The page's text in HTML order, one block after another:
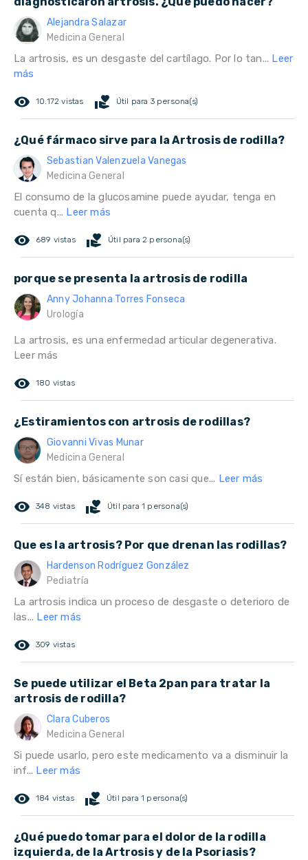
Alejandra Salazar
Medicina General
La artrosis, es un desgaste del cartílago. Por lo tan... Leer
más
remove_red_eye 10.172 vistas volunteer_activism Útil para 3 persona(s)
¿Qué fármaco sirve para la Artrosis de rodilla?
Sebastian Valenzuela Vanegas
Medicina General
El consumo de la glucosamine puede ayudar, tenga en
cuenta q... Leer más
remove_red_eye 689 vistas volunteer_activism Útil para 2 persona(s)
porque se presenta la artrosis de rodilla
Anny Johanna Torres Fonseca
Urología
La artrosis, es una enfermedad articular degenerativa.
Leer más
remove_red_eye 180 vistas
¿Estiramientos con artrosis de rodillas?
Giovanni Vivas Munar
Medicina General
Sí están bien, básicamente son casi que... Leer más
remove_red_eye 348 vistas volunteer_activism Útil para 1 persona(s)
Que es la artrosis? Por que drenan las rodillas?
Hardenson Rodríguez González
Pediatría
La artrosis indica un proceso de desgaste o deterioro de
las... Leer más
remove_red_eye 309 vistas
Se puede utilizar el Beta 2pan para tratar la
artrosis de rodilla?
Clara Cuberos
Medicina General
Si puede usarlo, pero este medicamento va a disminuir la
inf... Leer más
remove_red_eye 184 vistas volunteer_activism Útil para 1 persona(s)
¿Qué puedo tomar para el dolor de la rodilla
izquierda, de la Artrosis y de la Psoriasis?